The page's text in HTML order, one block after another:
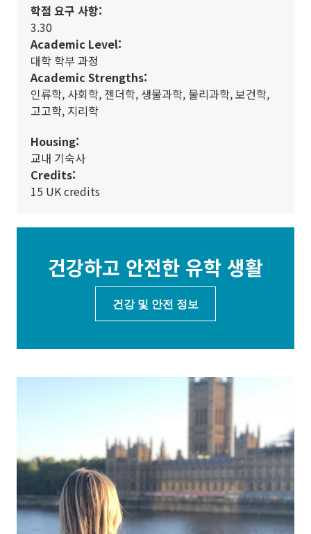
학점 요구 사항:
3.30
Academic Level:
대학 학부 과정
Academic Strengths:
인류학, 사회학, 젠더학, 생물과학, 물리과학, 보건학,
고고학, 지리학
Housing:
교내 기숙사
Credits:
15 UK credits
건강하고 안전한 유학 생활
건강 및 안전 정보